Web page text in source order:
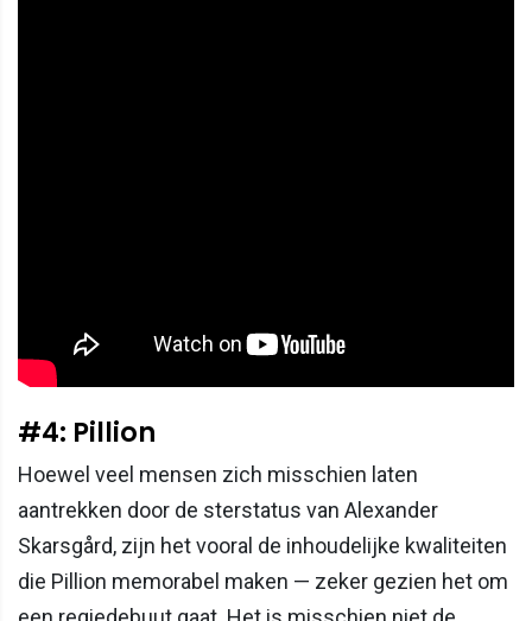
#4: Pillion
Hoewel veel mensen zich misschien laten
aantrekken door de sterstatus van Alexander
Skarsgård, zijn het vooral de inhoudelijke kwaliteiten
die Pillion memorabel maken — zeker gezien het om